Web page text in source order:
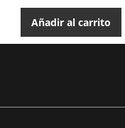
Añadir al carrito